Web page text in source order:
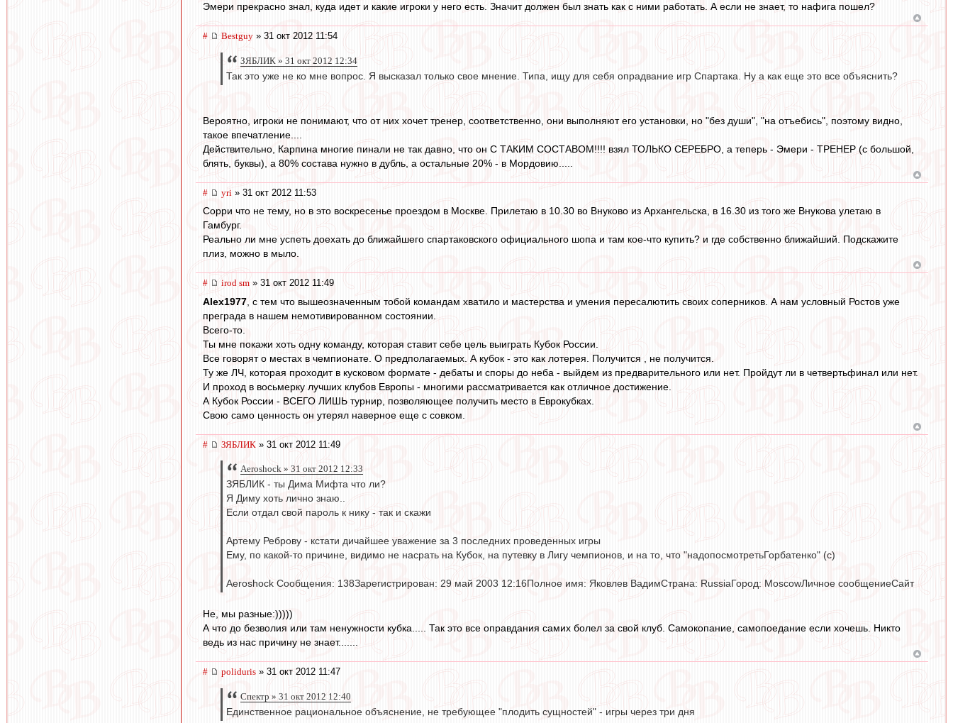
Эмери прекрасно знал, куда идет и какие игроки у него есть. Значит должен был знать как с ними работать. А если не знает, то нафига пошел?
# Bestguy » 31 окт 2012 11:54
ЗЯБЛИК » 31 окт 2012 12:34
Так это уже не ко мне вопрос. Я высказал только свое мнение. Типа, ищу для себя опрадвание игр Спартака. Ну а как еще это все объяснить?
Вероятно, игроки не понимают, что от них хочет тренер, соответственно, они выполняют его установки, но "без души", "на отъебись", поэтому видно,
такое впечатление....
Действительно, Карпина многие пинали не так давно, что он С ТАКИМ СОСТАВОМ!!!! взял ТОЛЬКО СЕРЕБРО, а теперь - Эмери - ТРЕНЕР (с большой,
блять, буквы), а 80% состава нужно в дубль, а остальные 20% - в Мордовию.....
# yri » 31 окт 2012 11:53
Сорри что не тему, но в это воскресенье проездом в Москве. Прилетаю в 10.30 во Внуково из Архангельска, в 16.30 из того же Внукова улетаю в
Гамбург.
Реально ли мне успеть доехать до ближайшего спартаковского официального шопа и там кое-что купить? и где собственно ближайший. Подскажите
плиз, можно в мыло.
# irod sm » 31 окт 2012 11:49
Alex1977 , с тем что вышеозначенным тобой командам хватило и мастерства и умения пересалютить своих соперников. А нам условный Ростов уже
преграда в нашем немотивированном состоянии.
Всего-то.
Ты мне покажи хоть одну команду, которая ставит себе цель выиграть Кубок России.
Все говорят о местах в чемпионате. О предполагаемых. А кубок - это как лотерея. Получится , не получится.
Ту же ЛЧ, которая проходит в кусковом формате - дебаты и споры до неба - выйдем из предварительного или нет. Пройдут ли в четвертьфинал или нет.
И проход в восьмерку лучших клубов Европы - многими рассматривается как отличное достижение.
А Кубок России - ВСЕГО ЛИШЬ турнир, позволяющее получить место в Еврокубках.
Свою само ценность он утерял наверное еще с совком.
# ЗЯБЛИК » 31 окт 2012 11:49
Aeroshock » 31 окт 2012 12:33
ЗЯБЛИК - ты Дима Мифта что ли?
Я Диму хоть лично знаю..
Если отдал свой пароль к нику - так и скажи
Артему Реброву - кстати дичайшее уважение за 3 последних проведенных игры
Ему, по какой-то причине, видимо не насрать на Кубок, на путевку в Лигу чемпионов, и на то, что "надопосмотретьГорбатенко" (с)
Aeroshock Сообщения: 138Зарегистрирован: 29 май 2003 12:16Полное имя: Яковлев ВадимСтрана: RussiaГород: MoscowЛичное сообщениеСайт
Не, мы разные:)))))
А что до безволия или там ненужности кубка..... Так это все оправдания самих болел за свой клуб. Самокопание, самопоедание если хочешь. Никто
ведь из нас причину не знает.......
# poliduris » 31 окт 2012 11:47
Спектр » 31 окт 2012 12:40
Единственное рациональное объяснение, не требующее "плодить сущностей" - игры через три дня